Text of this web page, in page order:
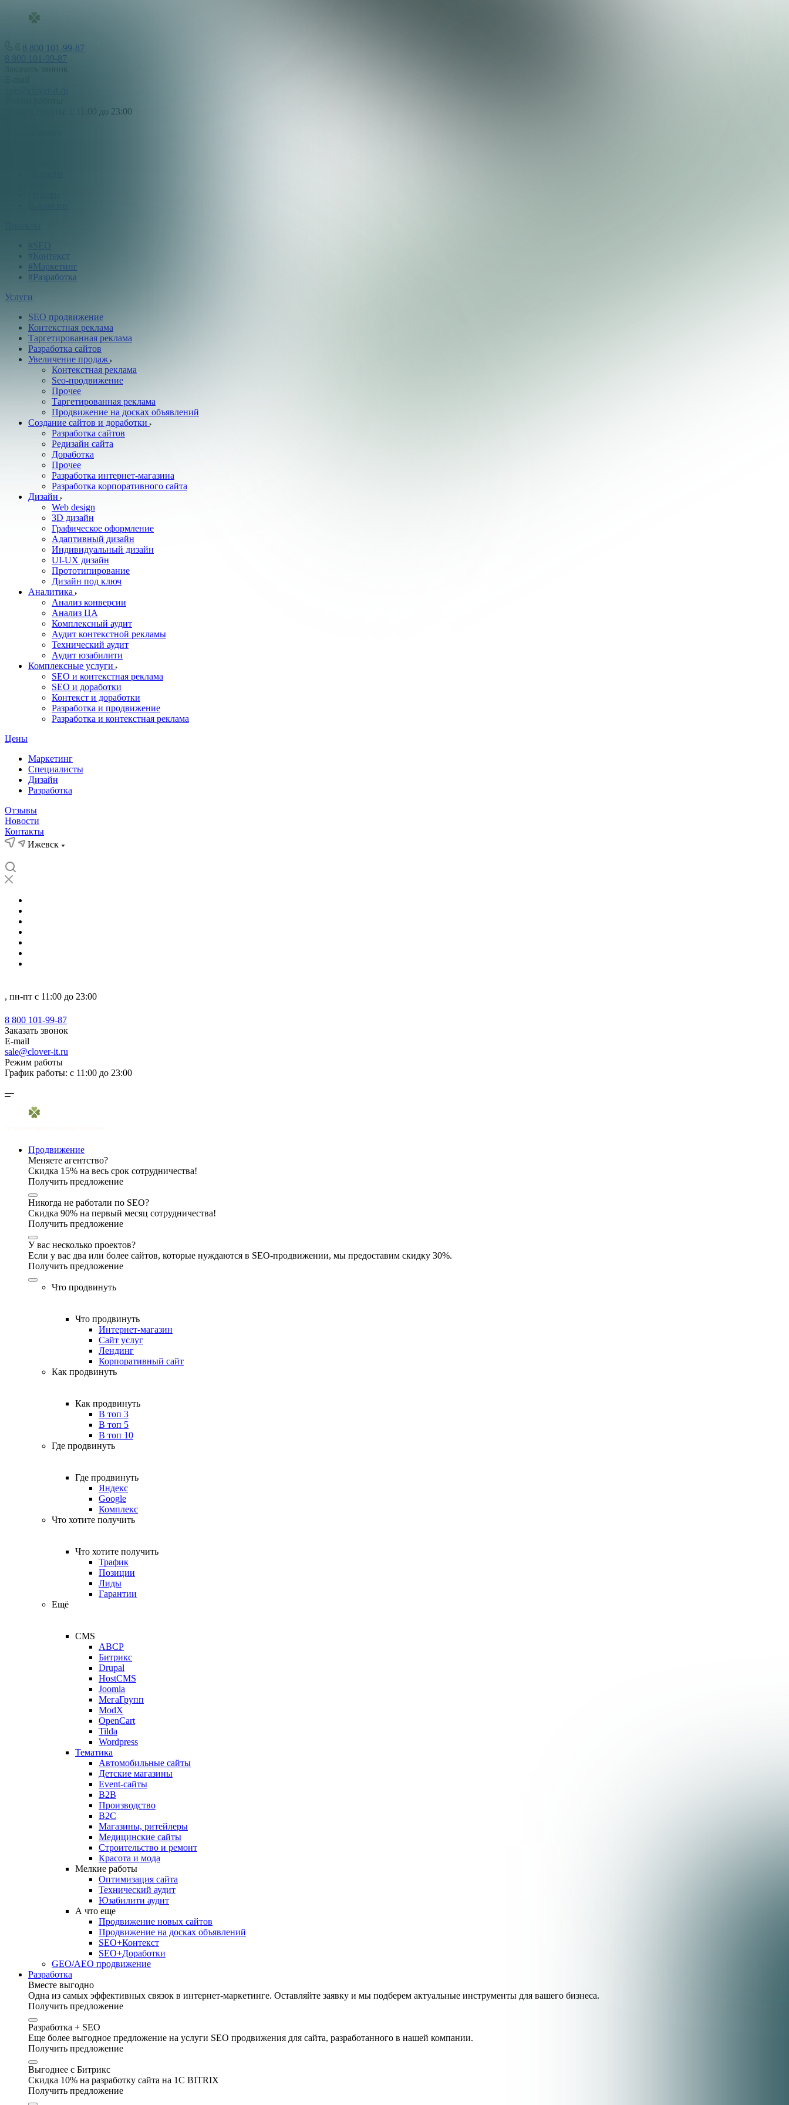
8 800 101-99-87
8 800 101-99-87
Заказать звонок
График работы: с 11:00 до 23:00
#Контекст
#Маркетинг
#Разработка
Услуги
SEO продвижение
Контекстная реклама
Таргетированная реклама
Разработка сайтов
Увеличение продаж
Контекстная реклама
Seo-продвижение
Прочее
Таргетированная реклама
Продвижение на досках объявлений
Создание сайтов и доработки
Разработка сайтов
Редизайн сайта
Доработка
Прочее
Разработка интернет-магазина
Разработка корпоративного сайта
Дизайн
Web design
3D дизайн
Графическое оформление
Адаптивный дизайн
Индивидуальный дизайн
UI‑UX дизайн
Прототипирование
Дизайн под ключ
Аналитика
Анализ конверсии
Анализ ЦА
Комплексный аудит
Аудит контекстной рекламы
Технический аудит
Аудит юзабилити
Комплексные услуги
SEO и контекстная реклама
SEO и доработки
Контекст и доработки
Разработка и продвижение
Разработка и контекстная реклама
Цены
Маркетинг
Специалисты
Дизайн
Разработка
Отзывы
Новости
Контакты
Ижевск
, пн-пт с 11:00 до 23:00
8 800 101-99-87
Заказать звонок
E-mail
sale@clover-it.ru
Режим работы
График работы: с 11:00 до 23:00
Продвижение
Меняете агентство?
Скидка 15% на весь срок сотрудничества!
Получить предложение
Никогда не работали по SEO?
Скидка 90% на первый месяц сотрудничества!
Получить предложение
У вас несколько проектов?
Если у вас два или более сайтов, которые нуждаются в SEO-продвижении, мы предоставим скидку 30%.
Получить предложение
Что продвинуть
Что продвинуть
Интернет-магазин
Сайт услуг
Лендинг
Корпоративный сайт
Как продвинуть
Как продвинуть
В топ 3
В топ 5
В топ 10
Где продвинуть
Где продвинуть
Яндекс
Google
Комплекс
Что хотите получить
Что хотите получить
Трафик
Позиции
Лиды
Гарантии
Ещё
CMS
ABCP
Битрикс
Drupal
HostCMS
Joomla
МегаГрупп
ModX
OpenCart
Tilda
Wordpress
Тематика
Автомобильные сайты
Детские магазины
Event-сайты
B2B
Производство
B2C
Магазины, ритейлеры
Медицинские сайты
Строительство и ремонт
Красота и мода
Мелкие работы
Оптимизация сайта
Технический аудит
Юзабилити аудит
А что еще
Продвижение новых сайтов
Продвижение на досках объявлений
SEO+Контекст
SEO+Доработки
GEO/AEO продвижение
Разработка
Вместе выгодно
Одна из самых эффективных связок в интернет-маркетинге. Оставляйте заявку и мы подберем актуальные инструменты для вашего бизнеса.
Получить предложение
Разработка + SEO
Еще более выгодное предложение на услуги SEO продвижения для сайта, разработанного в нашей компании.
Получить предложение
Выгоднее с Битрикс
Скидка 10% на разработку сайта на 1C BITRIX
Получить предложение